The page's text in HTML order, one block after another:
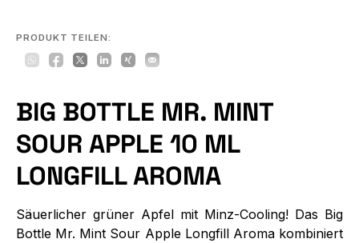
PRODUKT TEILEN:
BIG BOTTLE MR. MINT
SOUR APPLE 10 ML
LONGFILL AROMA
Säuerlicher grüner Apfel mit Minz-Cooling! Das Big
Bottle Mr. Mint Sour Apple Longfill Aroma kombiniert